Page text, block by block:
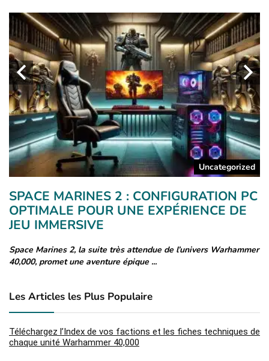
Uncategorized
SPACE MARINES 2 : CONFIGURATION PC
OPTIMALE POUR UNE EXPÉRIENCE DE
JEU IMMERSIVE
Space Marines 2, la suite très attendue de l’univers Warhammer
40,000, promet une aventure épique ...
Les Articles les Plus Populaire
Téléchargez l’Index de vos factions et les fiches techniques de
chaque unité Warhammer 40,000